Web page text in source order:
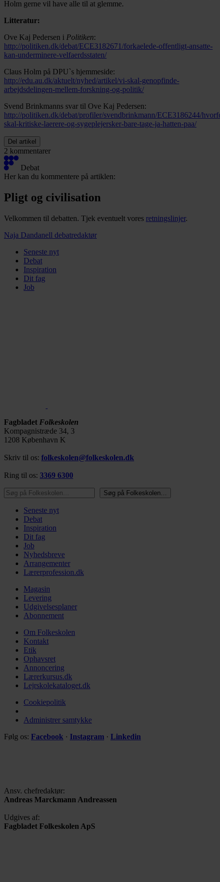
Holm gerne vil have alle til at glemme.
Litteratur:
Ove Kaj Pedersen i Politiken:
http://politiken.dk/debat/ECE3182671/forkaelede-offentligt-ansatte-
kan-underminere-velfaerdsstaten/
Claus Holm på DPU`s hjemmeside:
http://edu.au.dk/aktuelt/nyhed/artikel/vi-skal-genopfinde-
arbejdsdelingen-mellem-forskning-og-politik/
Svend Brinkmanns svar til Ove Kaj Pedersen:
http://politiken.dk/debat/profiler/svendbrinkmann/ECE3186244/
skal-kritiske-laerere-og-sygeplejersker-bare-tage-ja-hatten-paa/
Del artikel
2 kommentarer
Debat
Her kan du kommentere på artiklen:
Pligt og civilisation
Velkommen til debatten. Tjek eventuelt vores retningslinjer.
Naja Dandanell debatredaktør
Seneste nyt
Debat
Inspiration
Dit fag
Job
Fagbladet Folkeskolen
Kompagnistræde 34, 3
1208 København K
Skriv til os: folkeskolen@folkeskolen.dk
Ring til os: 3369 6300
Søg på Folkeskolen…
Søg på Folkeskolen…
Seneste nyt
Debat
Inspiration
Dit fag
Job
Nyhedsbreve
Arrangementer
Lærerprofession.dk
Magasin
Levering
Udgivelsesplaner
Abonnement
Om Folkeskolen
Kontakt
Etik
Ophavsret
Annoncering
Lærerkursus.dk
Lejrskolekataloget.dk
Cookiepolitik
Administrer samtykke
Følg os: Facebook · Instagram · Linkedin
Ansv. chefredaktør:
Andreas Marckmann Andreassen
Udgives af:
Fagbladet Folkeskolen ApS